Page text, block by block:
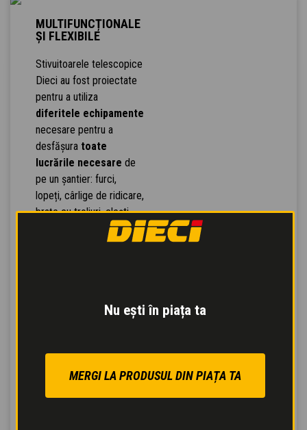
Nu ești în piața ta
MERGI LA PRODUSUL DIN PIAȚA TA
MULTIFUNCȚIONALE
ȘI FLEXIBILE
Stivuitoarele telescopice
Dieci au fost proiectate
pentru a utiliza
diferitele echipamente
necesare pentru a
desfășura toate
lucrările necesare de
pe un șantier: furci,
lopeți, cârlige de ridicare,
brațe cu troliuri, clești,
coșuri de transport de
materiale, bene pentru
lame de plug de zăpadă.
se configurează automat
prin recunoașterea